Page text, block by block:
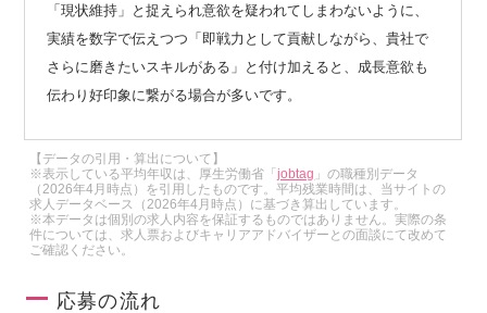
「現状維持」と捉えられ意欲を疑われてしまわないように、
実績を数字で伝えつつ「即戦力として貢献しながら、貴社で
さらに磨きたいスキルがある」と付け加えると、成長意欲も
伝わり好印象に繋がる場合が多いです。
【データの引用・算出について】
※表示している平均年収は、厚生労働省「jobtag 」の職種別データ
（2026年4月時点）を引用したものです。平均残業時間は、当サイトの
求人データベース（2026年4月時点）に基づき算出しています。
※本データは個別の求人内容を保証するものではありません。実際の条
件については、求人票およびキャリアアドバイザーとの面談にて改めて
ご確認ください。
応募の流れ